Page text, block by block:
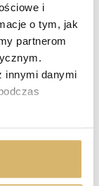
i
o tym, jak
partnerom
innymi danymi
właściciel
czy
liczne wizyty w
wielu decyzji
ogranicza tę
się jeden
angażować